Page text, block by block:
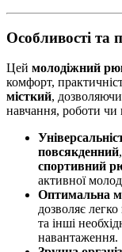
Особливості та
Цей молодіжний
комфорт,
місткий, дозволяючи
навчання, роботи чи
повсякденний
спортивний
активної
Оптимальна
дозволяє
та інші
навантаження.